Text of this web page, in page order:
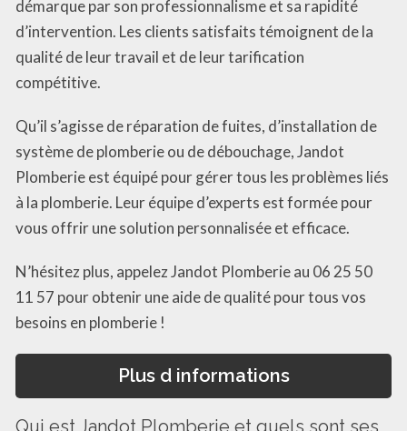
démarque par son professionnalisme et sa rapidité
d’intervention. Les clients satisfaits témoignent de la
qualité de leur travail et de leur tarification
compétitive.
Qu’il s’agisse de réparation de fuites, d’installation de
système de plomberie ou de débouchage, Jandot
Plomberie est équipé pour gérer tous les problèmes liés
à la plomberie. Leur équipe d’experts est formée pour
vous offrir une solution personnalisée et efficace.
N’hésitez plus, appelez Jandot Plomberie au 06 25 50
11 57 pour obtenir une aide de qualité pour tous vos
besoins en plomberie !
Plus d informations
Qui est Jandot Plomberie et quels sont ses